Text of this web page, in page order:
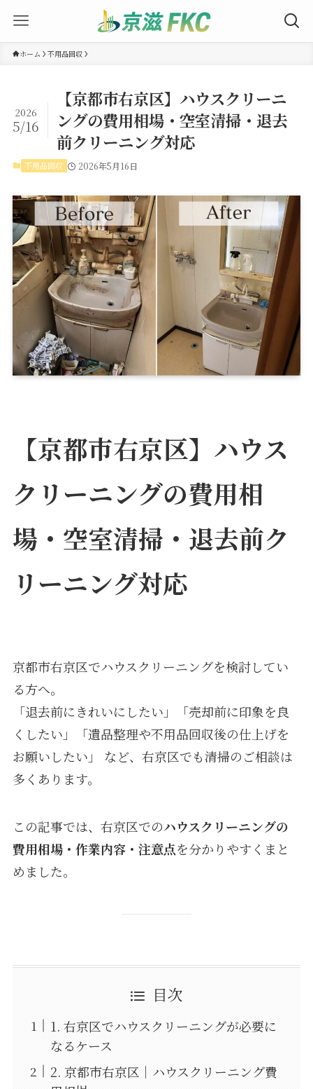
ホーム 不用品回収
【京都市右京区】ハウスクリーニ
ングの費用相場・空室清掃・退去
前クリーニング対応
2026
5/16
不用品回収 2026年5月16日
【京都市右京区】ハウス
クリーニングの費用相
場・空室清掃・退去前ク
リーニング対応
京都市右京区でハウスクリーニングを検討してい
る方へ。
「退去前にきれいにしたい」「売却前に印象を良
くしたい」「遺品整理や不用品回収後の仕上げを
お願いしたい」 など、右京区でも清掃のご相談は
多くあります。
この記事では、右京区でのハウスクリーニングの
費用相場・作業内容・注意点を分かりやすくまと
めました。
目次
1. 右京区でハウスクリーニングが必要に
なるケース
2. 京都市右京区｜ハウスクリーニング費